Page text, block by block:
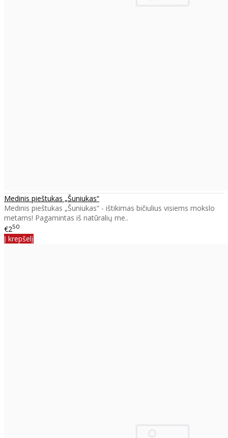
Medinis pieštukas „Šuniukas“
Medinis pieštukas „Šuniukas“ - ištikimas bičiulius visiems mokslo
metams! Pagamintas iš natūralių me..
€250
Į krepšelį